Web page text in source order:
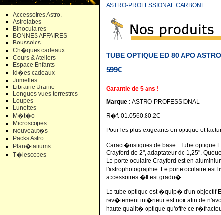
Accessoires Astro.
Astrolabes
Binoculaires
BONNES AFFAIRES
Boussoles
Ch�ques cadeaux
Cours & Ateliers
Espace Enfants
Id�es cadeaux
Jumelles
Librairie Uranie
Longues-vues terrestres
Loupes
Lunettes
M�t�o
Microscopes
Nouveaut�s
Packs Astro.
Plan�tariums
T�lescopes
ASTRO-PROFESSIONAL CARBONE
TUBE OPTIQUE ED 80 APO
599€
Garantie de 5 ans !
Marque : ASTRO-PROFESSIONAL
R�f. 01.0560.80.2C
Pour les plus exigeants en optique et
Caract�ristiques de base : Tube optique
Crayford de 2", adaptateur de 1,25".
Le porte oculaire Crayford est en
l'astrophotographie. Le porte oculaire est
accessoires.�Il est gradu�.
Le tube optique est �quip� d'un objectif
rev�tement int�rieur est noir afin de
haute qualit� optique qu'offre ce